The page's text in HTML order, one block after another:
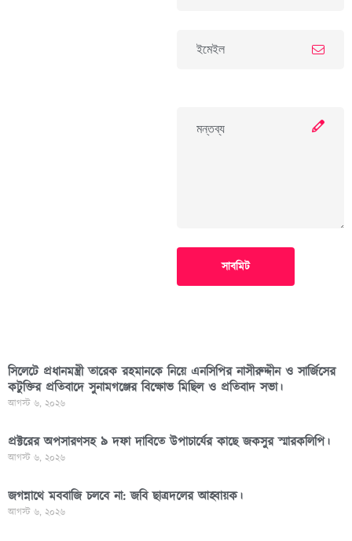
সাবমিট
সিলেটে প্রধানমন্ত্রী তারেক রহমানকে নিয়ে এনসিপির নাসীরুদ্দীন ও সার্জিসের
কটুক্তির প্রতিবাদে সুনামগঞ্জের বিক্ষোভ মিছিল ও প্রতিবাদ সভা।
আগস্ট ৬, ২০২৬
প্রক্টরের অপসারণসহ ৯ দফা দাবিতে উপাচার্যের কাছে জকসুর স্মারকলিপি।
আগস্ট ৬, ২০২৬
জগন্নাথে মববাজি চলবে না: জবি ছাত্রদলের আহ্বায়ক।
আগস্ট ৬, ২০২৬